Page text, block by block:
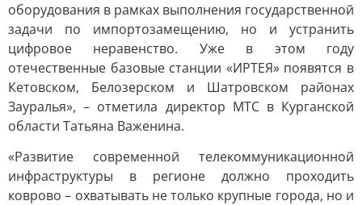
оборудования в рамках выполнения государственной
задачи по импортозамещению, но и устранить
цифровое неравенство. Уже в этом году
отечественные базовые станции «ИРТЕЯ» появятся в
Кетовском, Белозерском и Шатровском районах
Зауралья», – отметила директор МТС в Курганской
области Татьяна Важенина.
«Развитие современной телекоммуникационной
инфраструктуры в регионе должно проходить
коврово – охватывать не только крупные города, но и